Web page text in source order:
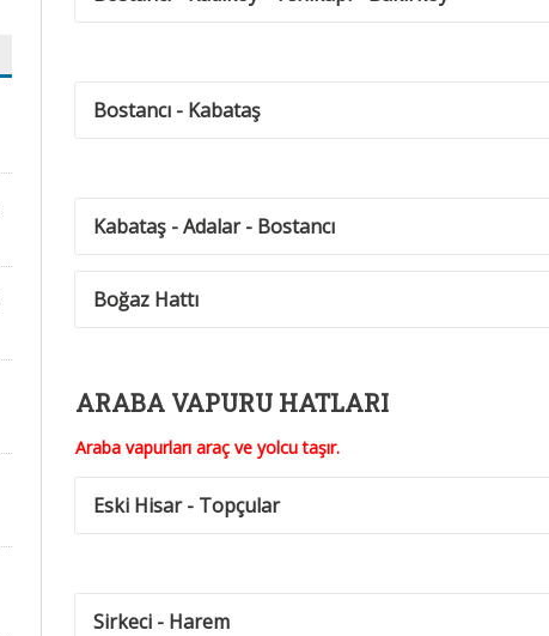
Bostancı - Kabataş
Kabataş - Adalar - Bostancı
Boğaz Hattı
ARABA VAPURU HATLARI
Araba vapurları araç ve yolcu taşır.
Eski Hisar - Topçular
Sirkeci - Harem